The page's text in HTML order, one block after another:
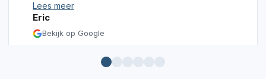
Lees meer
Eric
Bekijk op Google